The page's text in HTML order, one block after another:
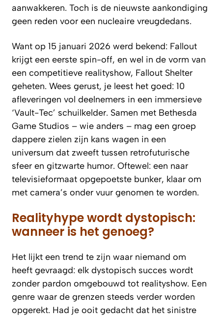
aanwakkeren. Toch is de nieuwste aankondiging
geen reden voor een nucleaire vreugdedans.
Want op 15 januari 2026 werd bekend: Fallout
krijgt een eerste spin-off, en wel in de vorm van
een competitieve realityshow, Fallout Shelter
geheten. Wees gerust, je leest het goed: 10
afleveringen vol deelnemers in een immersieve
‘Vault-Tec’ schuilkelder. Samen met Bethesda
Game Studios – wie anders – mag een groep
dappere zielen zijn kans wagen in een
universum dat zweeft tussen retrofuturische
sfeer en gitzwarte humor. Oftewel: een naar
televisieformaat opgepoetste bunker, klaar om
met camera’s onder vuur genomen te worden.
Realityhype wordt dystopisch:
wanneer is het genoeg?
Het lijkt een trend te zijn waar niemand om
heeft gevraagd: elk dystopisch succes wordt
zonder pardon omgebouwd tot realityshow. Een
genre waar de grenzen steeds verder worden
opgerekt. Had je ooit gedacht dat het sinistre